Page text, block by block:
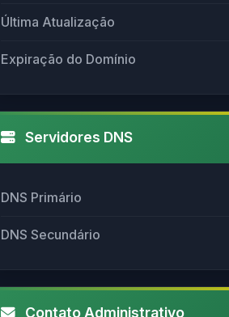
Última Atualização
Expiração do Domínio
Servidores DNS
DNS Primário
DNS Secundário
Contato Administrativo